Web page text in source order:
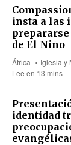
insta a las
de El Niño
África
Iglesia y
Lee en 13 mins
identidad